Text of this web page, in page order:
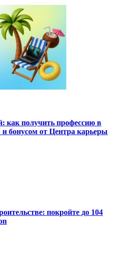
как получить профессию в
и бонусом от Центра карьеры
покройте до 104